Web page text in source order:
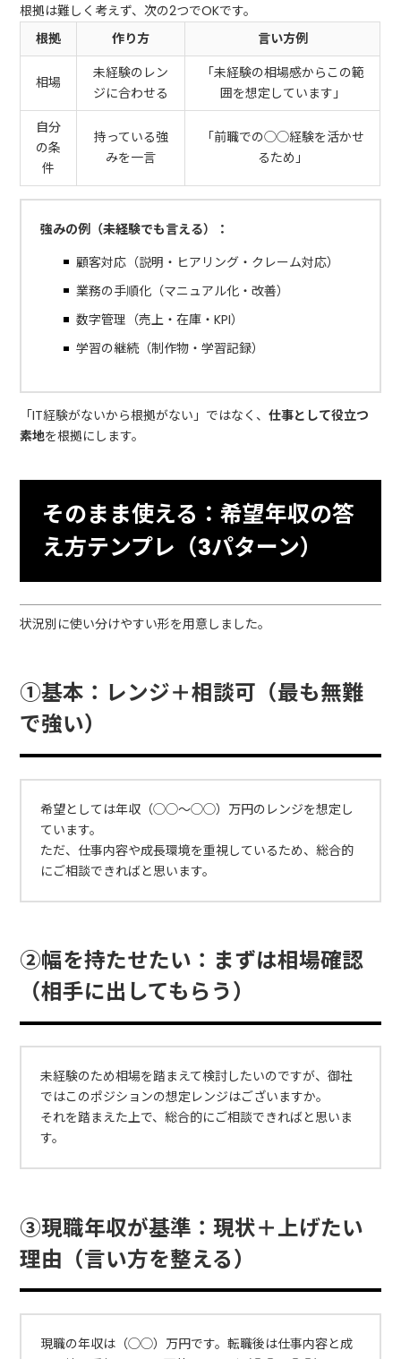
根拠は難しく考えず、次の2つでOKです。
根拠
作り方 言い方例
相場
未経験のレン
ジに合わせる
「未経験の相場感からこの範
囲を想定しています」
自分
の条
件
持っている強
みを一言
「前職での◯◯経験を活かせ
るため」
強みの例（未経験でも言える）：
顧客対応（説明・ヒアリング・クレーム対応）
業務の手順化（マニュアル化・改善）
数字管理（売上・在庫・KPI）
学習の継続（制作物・学習記録）
「IT経験がないから根拠がない」ではなく、仕事として役立つ
素地を根拠にします。
そのまま使える：希望年収の答
え方テンプレ（3パターン）
状況別に使い分けやすい形を用意しました。
①基本：レンジ＋相談可（最も無難
で強い）
希望としては年収（◯◯〜◯◯）万円のレンジを想定し
ています。
ただ、仕事内容や成長環境を重視しているため、総合的
にご相談できればと思います。
②幅を持たせたい：まずは相場確認
（相手に出してもらう）
未経験のため相場を踏まえて検討したいのですが、御社
ではこのポジションの想定レンジはございますか。
それを踏まえた上で、総合的にご相談できればと思いま
す。
③現職年収が基準：現状＋上げたい
理由（言い方を整える）
現職の年収は（◯◯）万円です。転職後は仕事内容と成